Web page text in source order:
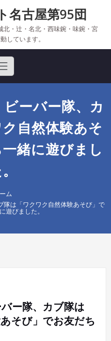
名古屋第95団
・辻・名北・西味鋺・味鋺・宮
しています。
ーバー隊、カ
自然体験あそ
緒に遊びまし
ム
隊は「ワクワク自然体験あそび」で
遊びました。
ー隊、カブ隊は
そび」でお友だち